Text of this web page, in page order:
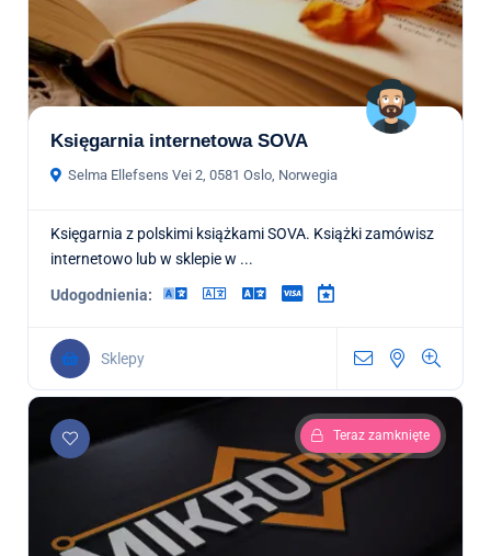
Księgarnia internetowa SOVA
Selma Ellefsens Vei 2, 0581 Oslo, Norwegia
Księgarnia z polskimi książkami SOVA. Książki zamówisz
internetowo lub w sklepie w ...
Udogodnienia:
Sklepy
Teraz zamknięte